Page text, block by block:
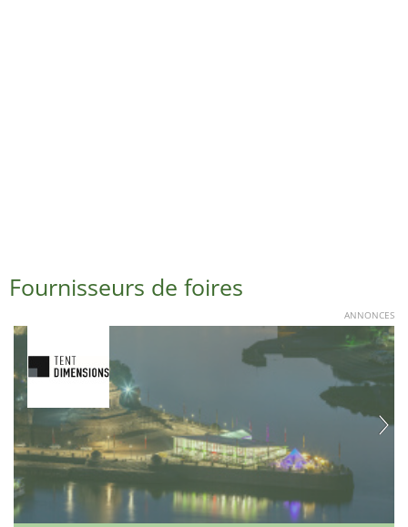
Fournisseurs de foires
ANNONCES